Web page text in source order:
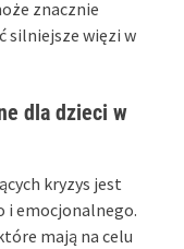
znacznie
silniejsze więzi w
dla dzieci w
kryzys jest
i emocjonalnego.
mają na celu